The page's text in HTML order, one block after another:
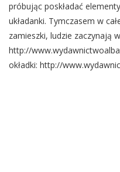
próbując poskładać
układanki. Tymczasem w
zamieszki, ludzie zaczynają
http://
okładki: http://